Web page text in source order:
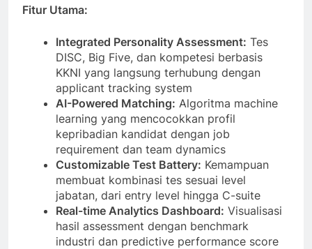
Fitur Utama:
Integrated Personality Assessment: Tes
DISC, Big Five, dan kompetesi berbasis
KKNI yang langsung terhubung dengan
applicant tracking system
AI-Powered Matching: Algoritma machine
learning yang mencocokkan profil
kepribadian kandidat dengan job
requirement dan team dynamics
Customizable Test Battery: Kemampuan
membuat kombinasi tes sesuai level
jabatan, dari entry level hingga C-suite
Real-time Analytics Dashboard: Visualisasi
hasil assessment dengan benchmark
industri dan predictive performance score